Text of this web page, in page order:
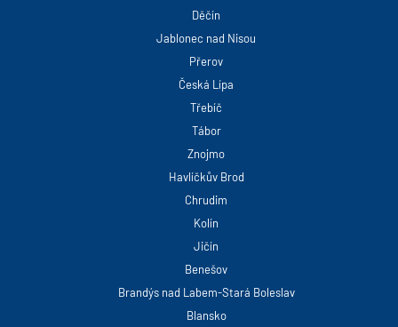
Děčín
Jablonec nad Nisou
Přerov
Česká Lípa
Třebíč
Tábor
Znojmo
Havlíčkův Brod
Chrudim
Kolín
Jičín
Benešov
Brandýs nad Labem-Stará Boleslav
Blansko